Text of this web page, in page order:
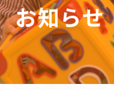
お知らせ